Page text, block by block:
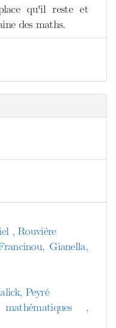
qu'il reste et
des maths.
, Rouvière
Gianella,
Peyré
,